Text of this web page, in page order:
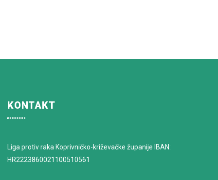
KONTAKT
Liga protiv raka Koprivničko-križevačke županije IBAN:
HR2223860021100510561